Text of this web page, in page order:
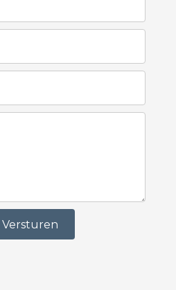
Versturen